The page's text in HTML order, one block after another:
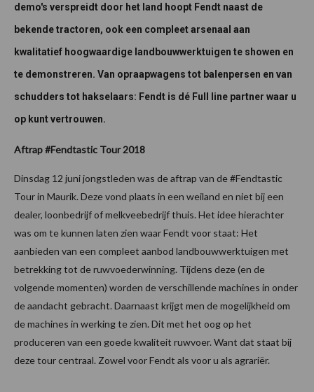
demo's verspreidt door het land hoopt Fendt naast de
bekende tractoren, ook een compleet arsenaal aan
kwalitatief hoogwaardige landbouwwerktuigen te showen en
te demonstreren. Van opraapwagens tot balenpersen en van
schudders tot hakselaars: Fendt is dé Full line partner waar u
op kunt vertrouwen.
Aftrap #Fendtastic Tour 2018
Dinsdag 12 juni jongstleden was de aftrap van de #Fendtastic
Tour in Maurik. Deze vond plaats in een weiland en niet bij een
dealer, loonbedrijf of melkveebedrijf thuis. Het idee hierachter
was om te kunnen laten zien waar Fendt voor staat: Het
aanbieden van een compleet aanbod landbouwwerktuigen met
betrekking tot de ruwvoederwinning. Tijdens deze (en de
volgende momenten) worden de verschillende machines in onder
de aandacht gebracht. Daarnaast krijgt men de mogelijkheid om
de machines in werking te zien. Dit met het oog op het
produceren van een goede kwaliteit ruwvoer. Want dat staat bij
deze tour centraal. Zowel voor Fendt als voor u als agrariër.